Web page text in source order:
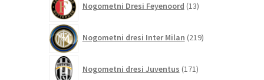
Nogometni Dresi Feyenoord 13izdelkov
Nogometni dresi Inter Milan 219izdelkov
Nogometni dresi Juventus 171izdelkov